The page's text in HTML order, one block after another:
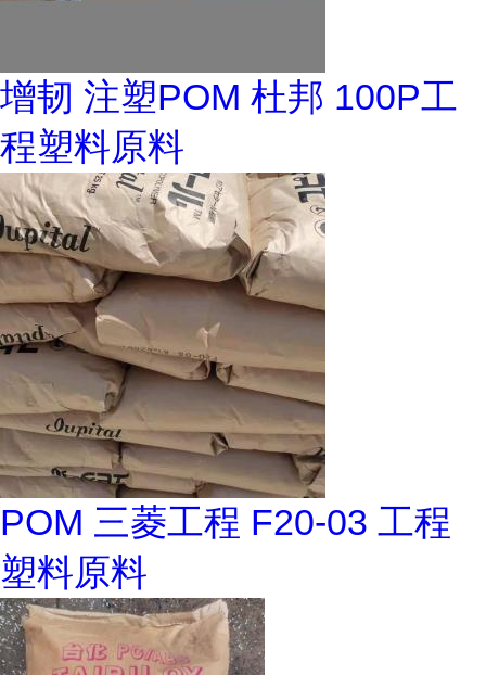
增韧 注塑POM 杜邦 100P工
程塑料原料
POM 三菱工程 F20-03 工程
塑料原料